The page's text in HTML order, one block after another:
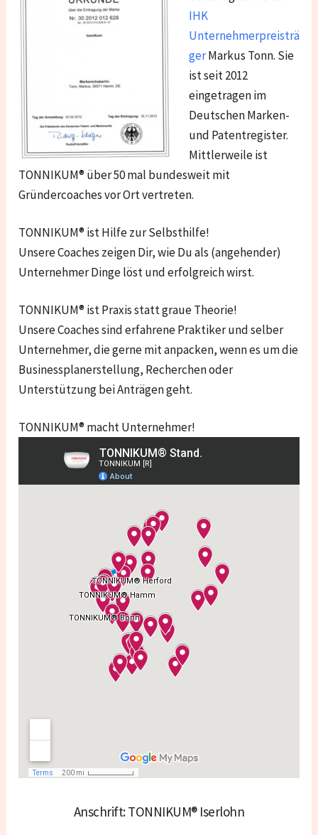
IHK
Unternehmerpreisträ
gerMarkus Tonn. Sie
ist seit 2012
eingetragen im
Deutschen Marken-
und Patentregister.
Mittlerweile ist
TONNIKUM® über 50 mal bundesweit mit
Gründercoaches vor Ort vertreten.
TONNIKUM® ist Hilfe zur Selbsthilfe!
Unsere Coaches zeigen Dir, wie Du als (angehender)
Unternehmer Dinge löst und erfolgreich wirst.
TONNIKUM® ist Praxis statt graue Theorie!
Unsere Coaches sind erfahrene Praktiker und selber
Unternehmer, die gerne mit anpacken, wenn es um die
Businessplanerstellung, Recherchen oder
Unterstützung bei Anträgen geht.
TONNIKUM® macht Unternehmer!
Anschrift: TONNIKUM® Iserlohn